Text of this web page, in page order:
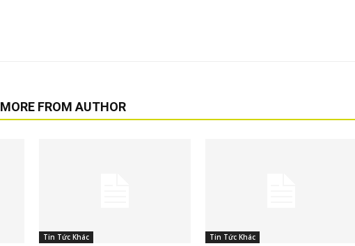
MORE FROM AUTHOR
Tin Tức Khác Tin Tức Khác